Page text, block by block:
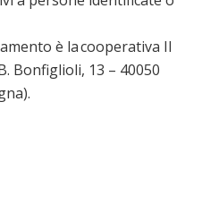
è la cooperativa Il
Bonfiglioli, 13 – 40050